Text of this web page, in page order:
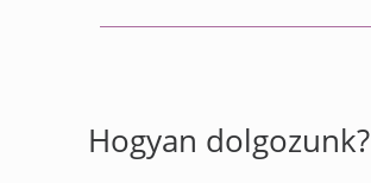
Hogyan dolgozunk?